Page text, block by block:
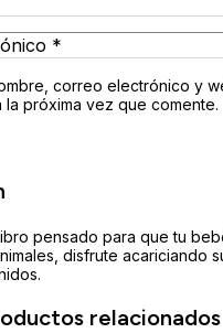
correo electrónico y
próxima vez que comente.
pensado para que tu
disfrute acariciando
relacionados